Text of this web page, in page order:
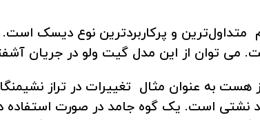
متداول‌ترین و پرکاربردترین نوع دیسک
می توان از این مدل گیت ولو در جریان
هست به عنوان مثال تغییرات در تراز نشیمنگاه
است. یک گوه جامد در صورت استفاده